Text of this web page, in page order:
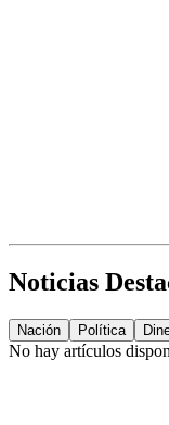
Noticias
Nación Política
No hay artículos